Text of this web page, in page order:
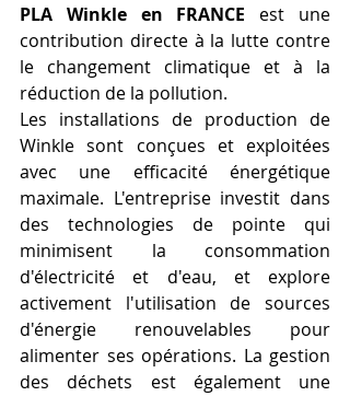
PLA Winkle en FRANCE est une
contribution directe à la lutte contre
le changement climatique et à la
réduction de la pollution.
Les installations de production de
Winkle sont conçues et exploitées
avec une efficacité énergétique
maximale. L'entreprise investit dans
des technologies de pointe qui
minimisent la consommation
d'électricité et d'eau, et explore
activement l'utilisation de sources
d'énergie renouvelables pour
alimenter ses opérations. La gestion
des déchets est également une